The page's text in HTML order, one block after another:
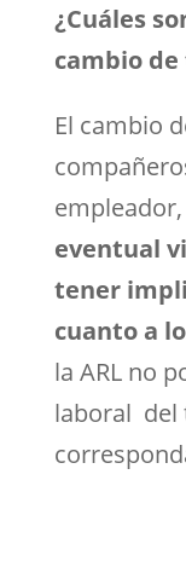
¿Cuáles
cambio
El cambio
empleador,
eventual
tener
cuanto a
la ARL no
laboral del